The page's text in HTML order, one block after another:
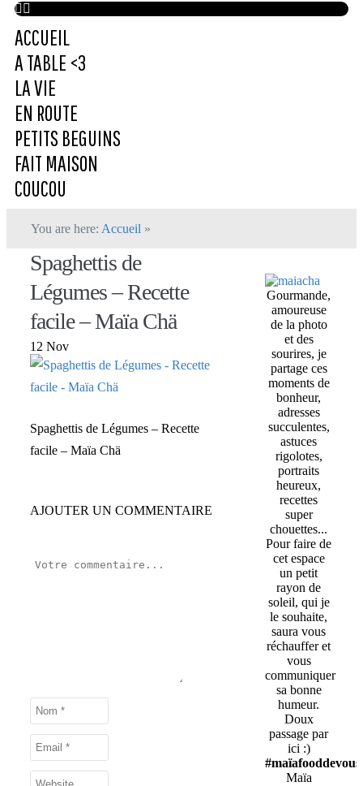
ACCUEIL
A TABLE <3
LA VIE
EN ROUTE
PETITS BEGUINS
FAIT MAISON
COUCOU
You are here: Accueil »
Spaghettis de
Légumes – Recette
facile – Maïa Chä
12 Nov
Spaghettis de Légumes – Recette
facile – Maïa Chä
AJOUTER UN COMMENTAIRE
Gourmande,
amoureuse
de la photo
et des
sourires, je
partage ces
moments de
bonheur,
adresses
succulentes,
astuces
rigolotes,
portraits
heureux,
recettes
super
chouettes...
Pour faire de
cet espace
un petit
rayon de
soleil, qui je
le souhaite,
saura vous
réchauffer et
vous
communiquer
sa bonne
humeur.
Doux
passage par
ici :)
#maïafooddevous
Maïa